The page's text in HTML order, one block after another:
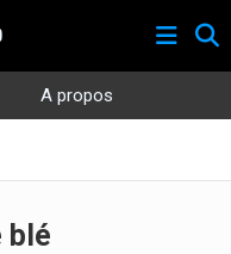
A propos
blé